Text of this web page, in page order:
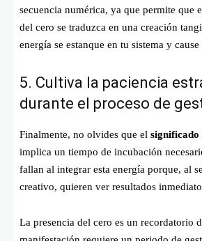
secuencia numérica, ya que permite que
del cero se traduzca en una creación
energía se estanque en tu sistema y
5. Cultiva la paciencia
durante el proceso de
Finalmente, no olvides que el significado
implica un tiempo de incubación
fallan al integrar esta energía porque, al
creativo, quieren ver resultados
La presencia del cero es un recordatorio